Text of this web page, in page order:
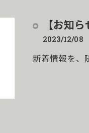
【お知ら
2023/12/08
新着情報を、